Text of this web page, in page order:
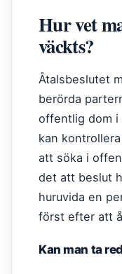
Hur vet
väckts?
Åtalsbeslutet
berörda
offentlig dom i
kan
att söka i
det att beslut
huruvida en
först efter att
Kan man ta